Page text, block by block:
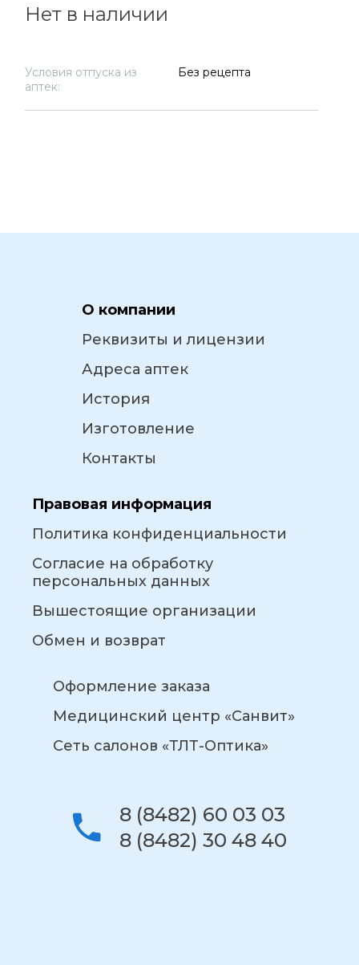
Нет в наличии
Условия отпуска из
аптек:
Без рецепта
О компании
Реквизиты и лицензии
Адреса аптек
История
Изготовление
Контакты
Правовая информация
Политика конфиденциальности
Согласие на обработку
персональных данных
Вышестоящие организации
Обмен и возврат
Оформление заказа
Медицинский центр «Санвит»
Сеть салонов «ТЛТ-Оптика»
8 (8482) 60 03 03
8 (8482) 30 48 40